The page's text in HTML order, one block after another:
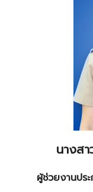
นางส
ผู้ช่วยงานปร